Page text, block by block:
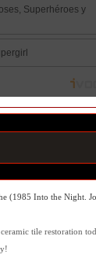
(1985 Into the Night.
tile restoration